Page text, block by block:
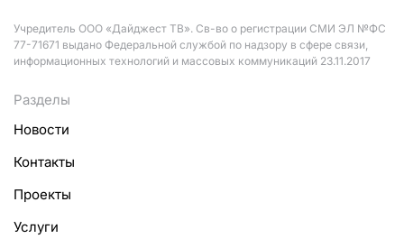
Учредитель ООО «Дайджест ТВ». Св-во о регистрации СМИ ЭЛ №ФС
77-71671 выдано Федеральной службой по надзору в сфере связи,
информационных технологий и массовых коммуникаций 23.11.2017
Разделы
Новости
Контакты
Проекты
Услуги